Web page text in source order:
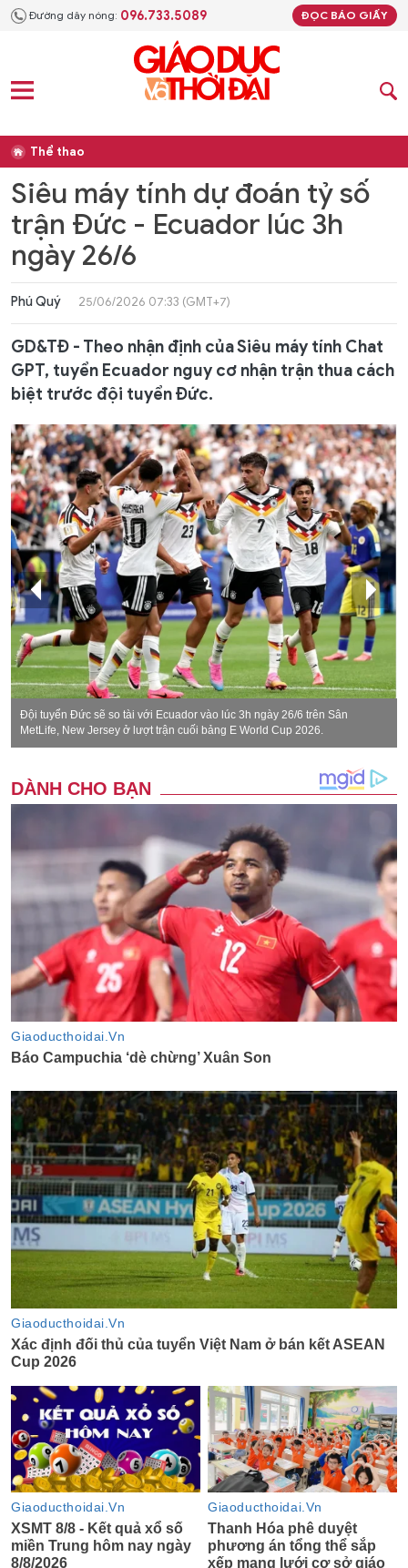
Đường dây nóng: 096.733.5089 ĐỌC BÁO GIẤY
Thể thao
Siêu máy tính dự đoán tỷ số
trận Đức - Ecuador lúc 3h
ngày 26/6
Phú Quý 25/06/2026 07:33 (GMT+7)
GD&TĐ - Theo nhận định của Siêu máy tính Chat
GPT, tuyển Ecuador nguy cơ nhận trận thua cách
biệt trước đội tuyển Đức.
Đội tuyển Đức sẽ so tài với Ecuador vào lúc 3h ngày 26/6 trên Sân
MetLife, New Jersey ở lượt trận cuối bảng E World Cup 2026.